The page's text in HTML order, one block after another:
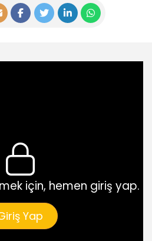
için, hemen giriş yap.
Yap